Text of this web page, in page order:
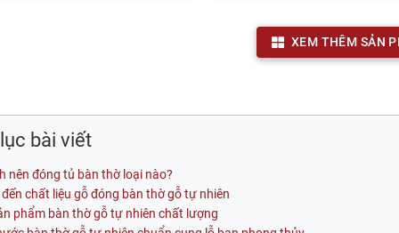
XEM THÊM SẢN
bài viết
nên đóng tủ bàn thờ loại nào?
chất liệu gỗ đóng bàn thờ gỗ tự nhiên
phẩm bàn thờ gỗ tự nhiên chất lượng